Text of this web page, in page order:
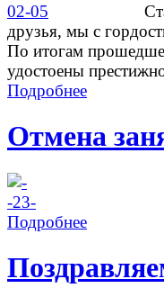
друзья, мы с
По итогам
удостоены
Подробнее
Отмена
Подробнее